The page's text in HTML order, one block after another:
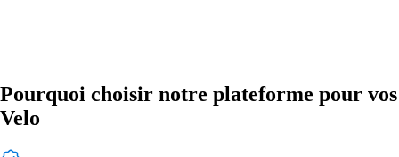
Pourquoi choisir notre plateforme pour vos
Velo